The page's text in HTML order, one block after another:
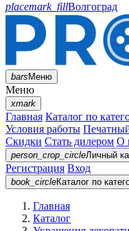
placemark_fillВолгоград
barsМеню
Меню
xmark
Главная Каталог по
Условия работы
Скидки Стать дилером О
person_crop_circleЛичный
Регистрация Вход
book_circleКаталог по
Главная
Каталог